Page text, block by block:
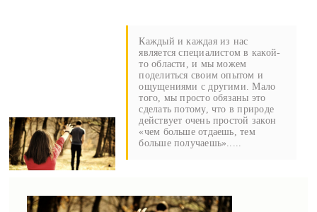
Каждый и каждая из нас
является специалистом в какой-
то области, и мы можем
поделиться своим опытом и
ощущениями с другими. Мало
того, мы просто обязаны это
сделать потому, что в природе
действует очень простой закон
«чем больше отдаешь, тем
больше получаешь».....